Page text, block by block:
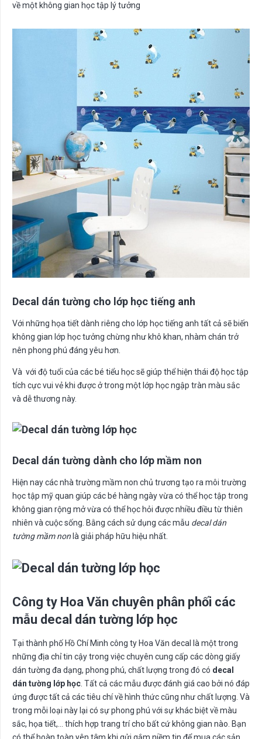
về một không gian học tập lý tưởng
Decal dán tường cho lớp học tiếng anh
Với những họa tiết dành riêng cho lớp học tiếng anh tất cả sẽ biến
không gian lớp học tưởng chừng như khô khan, nhàm chán trở
nên phong phú đáng yêu hơn.
Và với độ tuổi của các bé tiểu học sẽ giúp thể hiện thái độ học tập
tích cực vui vẻ khi được ở trong một lớp học ngập tràn màu sắc
và dễ thương này.
Decal dán tường dành cho lớp mầm non
Hiện nay các nhà trường mầm non chủ trương tạo ra môi trường
học tập mỹ quan giúp các bé hàng ngày vừa có thể học tập trong
không gian rộng mở vừa có thể học hỏi được nhiều điều từ thiên
nhiên và cuộc sống. Bằng cách sử dụng các mẫu decal dán
tường mầm non là giải pháp hữu hiệu nhất.
Công ty Hoa Văn chuyên phân phối các
mẫu decal dán tường lớp học
Tại thành phố Hồ Chí Minh công ty Hoa Văn decal là một trong
những địa chỉ tin cậy trong việc chuyên cung cấp các dòng giấy
dán tường đa dạng, phong phú, chất lượng trong đó có decal
dán tường lớp học . Tất cả các mẫu được đánh giá cao bởi nó đáp
ứng được tất cả các tiêu chí về hình thức cũng như chất lượng. Và
trong mỗi loại này lại có sự phong phú với sự khác biệt về màu
sắc, họa tiết,… thích hợp trang trí cho bất cứ không gian nào. Bạn